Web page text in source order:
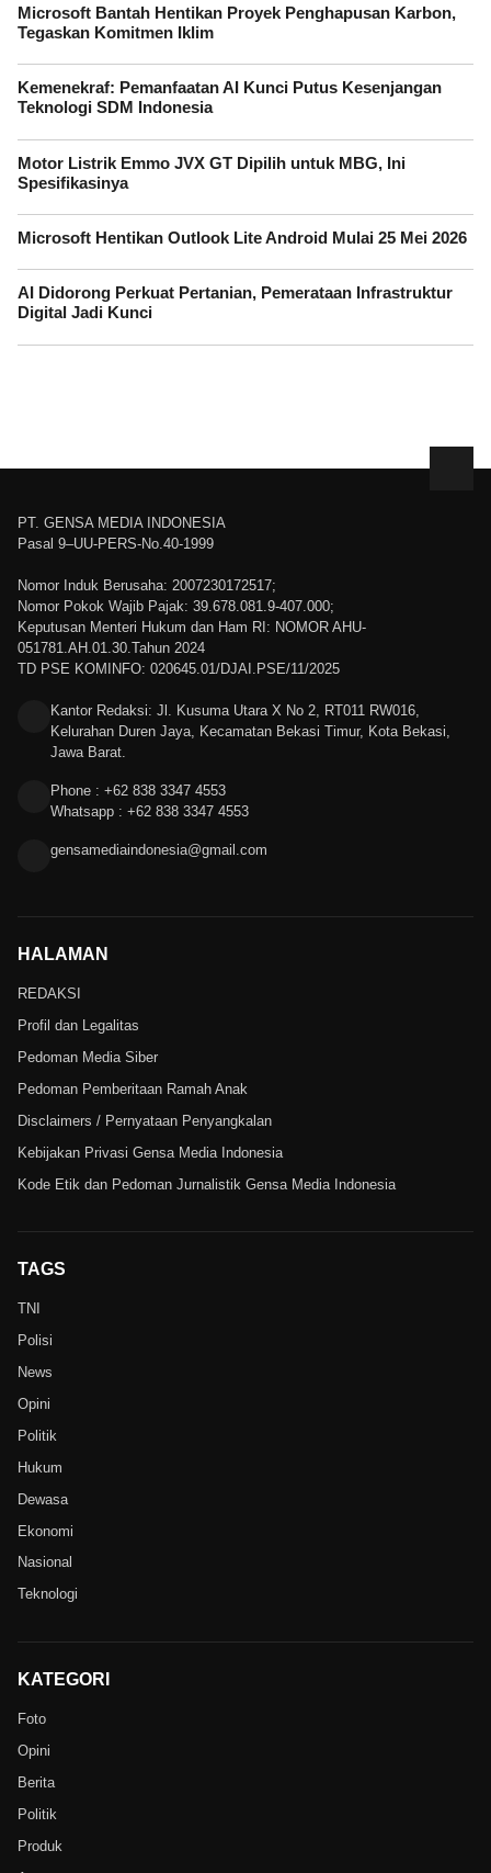
Microsoft Bantah Hentikan Proyek Penghapusan Karbon,
Tegaskan Komitmen Iklim
Kemenekraf: Pemanfaatan AI Kunci Putus Kesenjangan
Teknologi SDM Indonesia
Motor Listrik Emmo JVX GT Dipilih untuk MBG, Ini
Spesifikasinya
Microsoft Hentikan Outlook Lite Android Mulai 25 Mei 2026
AI Didorong Perkuat Pertanian, Pemerataan Infrastruktur
Digital Jadi Kunci
PT. GENSA MEDIA INDONESIA
Pasal 9–UU-PERS-No.40-1999
Nomor Induk Berusaha: 2007230172517;
Nomor Pokok Wajib Pajak: 39.678.081.9-407.000;
Keputusan Menteri Hukum dan Ham RI: NOMOR AHU-
051781.AH.01.30.Tahun 2024
TD PSE KOMINFO: 020645.01/DJAI.PSE/11/2025
Kantor Redaksi: Jl. Kusuma Utara X No 2, RT011 RW016,
Kelurahan Duren Jaya, Kecamatan Bekasi Timur, Kota Bekasi,
Jawa Barat.
Phone : +62 838 3347 4553
Whatsapp : +62 838 3347 4553
gensamediaindonesia@gmail.com
HALAMAN
REDAKSI
Profil dan Legalitas
Pedoman Media Siber
Pedoman Pemberitaan Ramah Anak
Disclaimers / Pernyataan Penyangkalan
Kebijakan Privasi Gensa Media Indonesia
Kode Etik dan Pedoman Jurnalistik Gensa Media Indonesia
TAGS
TNI
Polisi
News
Opini
Politik
Hukum
Dewasa
Ekonomi
Nasional
Teknologi
KATEGORI
Foto
Opini
Berita
Politik
Produk